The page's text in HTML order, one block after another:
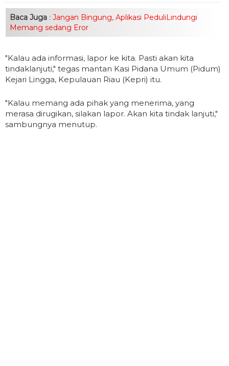
Baca Juga : Jangan Bingung, Aplikasi PeduliLindungi
Memang sedang Eror
"Kalau ada informasi, lapor ke kita. Pasti akan kita
tindaklanjuti," tegas mantan Kasi Pidana Umum (Pidum)
Kejari Lingga, Kepulauan Riau (Kepri) itu.
"Kalau memang ada pihak yang menerima, yang
merasa dirugikan, silakan lapor. Akan kita tindak lanjuti,"
sambungnya menutup.